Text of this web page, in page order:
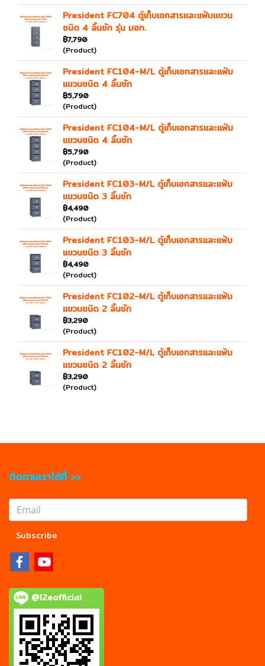
President FC704 ตู้เก็บเอกสารและแฟ้มแขวน
ชนิด 4 ลิ้นชัก รุ่น มอก.
฿7,790
(Product)
President FC104-M/L ตู้เก็บเอกสารและแฟ้ม
แขวนชนิด 4 ลิ้นชัก
฿5,790
(Product)
President FC104-M/L ตู้เก็บเอกสารและแฟ้ม
แขวนชนิด 4 ลิ้นชัก
฿5,790
(Product)
President FC103-M/L ตู้เก็บเอกสารและแฟ้ม
แขวนชนิด 3 ลิ้นชัก
฿4,490
(Product)
President FC103-M/L ตู้เก็บเอกสารและแฟ้ม
แขวนชนิด 3 ลิ้นชัก
฿4,490
(Product)
President FC102-M/L ตู้เก็บเอกสารและแฟ้ม
แขวนชนิด 2 ลิ้นชัก
฿3,290
(Product)
President FC102-M/L ตู้เก็บเอกสารและแฟ้ม
แขวนชนิด 2 ลิ้นชัก
฿3,290
(Product)
ติดตามเราได้ที่ >>
Subscribe
@l2eofficial